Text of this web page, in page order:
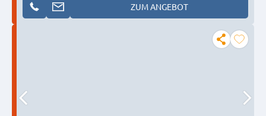
ZUM ANGEBOT